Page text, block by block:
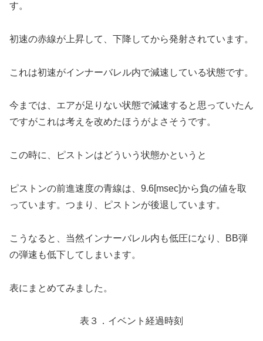
す。
初速の赤線が上昇して、下降してから発射されています。
これは初速がインナーバレル内で減速している状態です。
今までは、エアが足りない状態で減速すると思っていたん
ですがこれは考えを改めたほうがよさそうです。
この時に、ピストンはどういう状態かというと
ピストンの前進速度の青線は、9.6[msec]から負の値を取
っています。つまり、ピストンが後退しています。
こうなると、当然インナーバレル内も低圧になり、BB弾
の弾速も低下してしまいます。
表にまとめてみました。
表３．イベント経過時刻